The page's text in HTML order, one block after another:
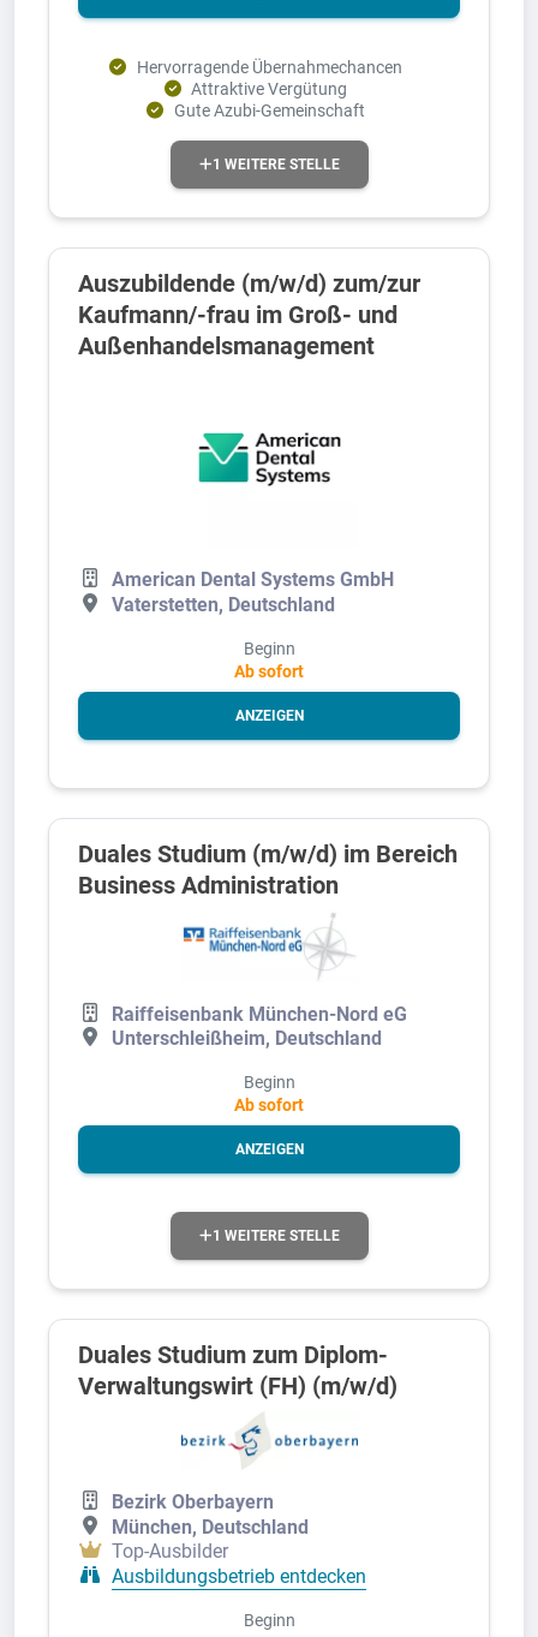
Hervorragende Übernahmechancen
Attraktive Vergütung
Gute Azubi-Gemeinschaft
1 WEITERE STELLE
Auszubildende (m/w/d) zum/zur
Kaufmann/-frau im Groß- und
Außenhandelsmanagement
American Dental Systems GmbH
Vaterstetten, Deutschland
Beginn
Ab sofort
ANZEIGEN
Duales Studium (m/w/d) im Bereich
Business Administration
Raiffeisenbank München-Nord eG
Unterschleißheim, Deutschland
Beginn
Ab sofort
ANZEIGEN
1 WEITERE STELLE
Duales Studium zum Diplom-
Verwaltungswirt (FH) (m/w/d)
Bezirk Oberbayern
München, Deutschland
Top-Ausbilder
Ausbildungsbetrieb entdecken
Beginn